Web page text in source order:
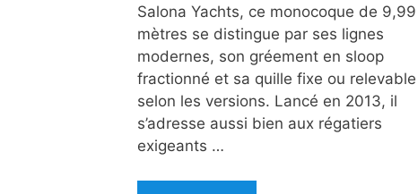
Salona Yachts, ce monocoque de 9,99
mètres se distingue par ses lignes
modernes, son gréement en sloop
fractionné et sa quille fixe ou relevable
selon les versions. Lancé en 2013, il
s’adresse aussi bien aux régatiers
exigeants …